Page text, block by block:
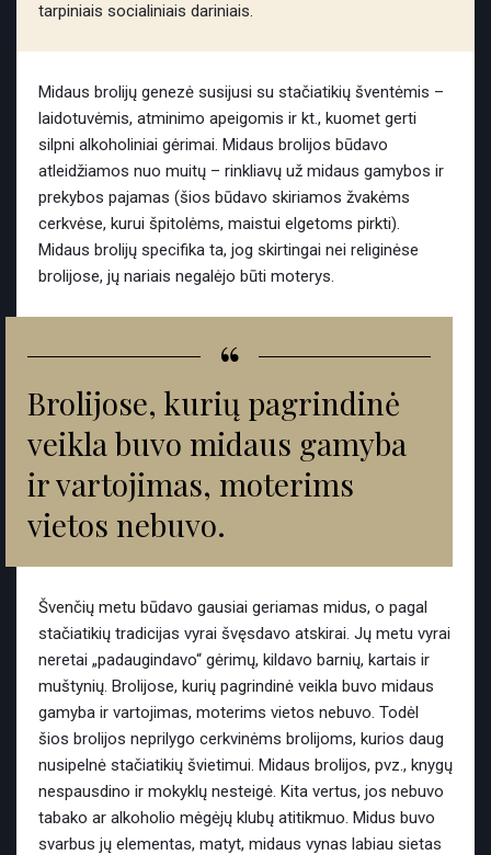
tarpiniais socialiniais dariniais.
Midaus brolijų genezė susijusi su stačiatikių šventėmis –
laidotuvėmis, atminimo apeigomis ir kt., kuomet gerti
silpni alkoholiniai gėrimai. Midaus brolijos būdavo
atleidžiamos nuo muitų – rinkliavų už midaus gamybos ir
prekybos pajamas (šios būdavo skiriamos žvakėms
cerkvėse, kurui špitolėms, maistui elgetoms pirkti).
Midaus brolijų specifika ta, jog skirtingai nei religinėse
brolijose, jų nariais negalėjo būti moterys.
“
Brolijose, kurių pagrindinė
veikla buvo midaus gamyba
ir vartojimas, moterims
vietos nebuvo.
Švenčių metu būdavo gausiai geriamas midus, o pagal
stačiatikių tradicijas vyrai švęsdavo atskirai. Jų metu vyrai
neretai „padaugindavo“ gėrimų, kildavo barnių, kartais ir
muštynių. Brolijose, kurių pagrindinė veikla buvo midaus
gamyba ir vartojimas, moterims vietos nebuvo. Todėl
šios brolijos neprilygo cerkvinėms brolijoms, kurios daug
nusipelnė stačiatikių švietimui. Midaus brolijos, pvz., knygų
nespausdino ir mokyklų nesteigė. Kita vertus, jos nebuvo
tabako ar alkoholio mėgėjų klubų atitikmuo. Midus buvo
svarbus jų elementas, matyt, midaus vynas labiau sietas